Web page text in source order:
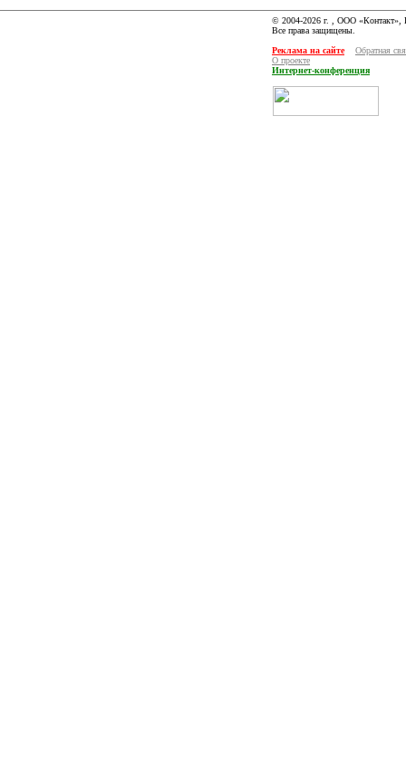
© 2004-2026 г. , ООО «Контакт»,
Все права защищены.
Реклама на сайте
Обратная
О проекте
Интернет-конференция